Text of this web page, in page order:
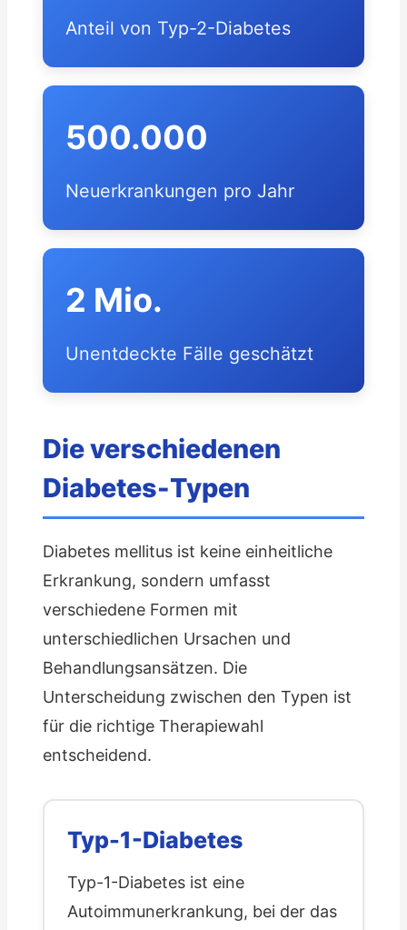
Anteil von Typ-2-Diabetes
500.000
Neuerkrankungen pro Jahr
2 Mio.
Unentdeckte Fälle geschätzt
Die verschiedenen
Diabetes-Typen
Diabetes mellitus ist keine einheitliche
Erkrankung, sondern umfasst
verschiedene Formen mit
unterschiedlichen Ursachen und
Behandlungsansätzen. Die
Unterscheidung zwischen den Typen ist
für die richtige Therapiewahl
entscheidend.
Typ-1-Diabetes
Typ-1-Diabetes ist eine
Autoimmunerkrankung, bei der das